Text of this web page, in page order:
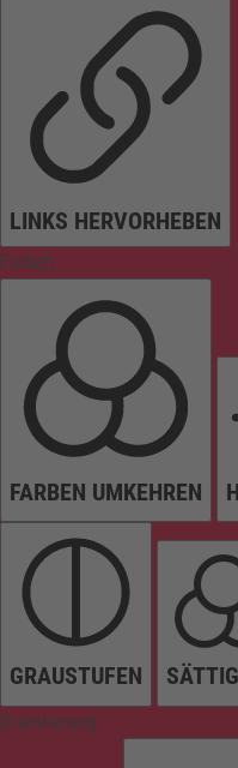
LINKS HERVORHEBEN
Farben
FARBEN UMKEHREN
GRAUSTUFEN
Orientierung